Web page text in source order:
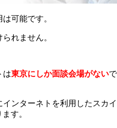
可能です。
れません。
は東京にしか面談会場がないで
ンターネトを利用したスカイ
す。